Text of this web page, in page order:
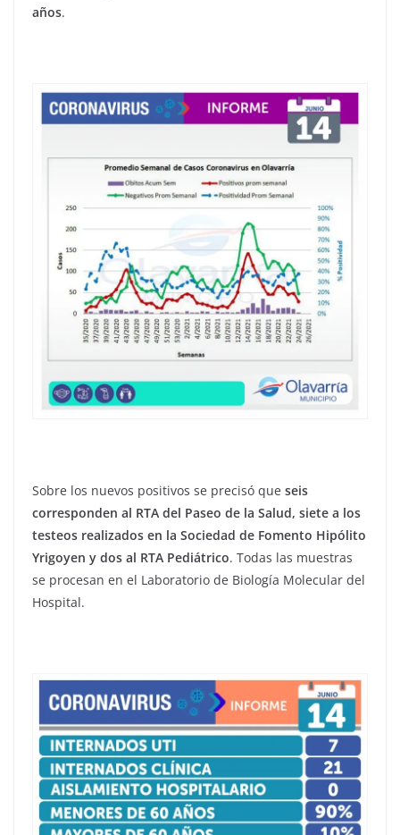
años.
Sobre los nuevos positivos se precisó que seis
corresponden al RTA del Paseo de la Salud, siete a los
testeos realizados en la Sociedad de Fomento Hipólito
Yrigoyen y dos al RTA Pediátrico. Todas las muestras
se procesan en el Laboratorio de Biología Molecular del
Hospital.